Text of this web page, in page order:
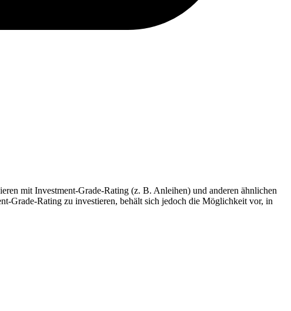
mit Investment-Grade-Rating (z. B. Anleihen) und anderen ähnlichen
Grade-Rating zu investieren, behält sich jedoch die Möglichkeit vor, in